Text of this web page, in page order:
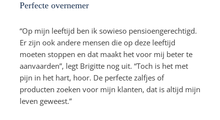
Perfecte overnemer
“Op mijn leeftijd ben ik sowieso pensioengerechtigd.
Er zijn ook andere mensen die op deze leeftijd
moeten stoppen en dat maakt het voor mij beter te
aanvaarden”, legt Brigitte nog uit. “Toch is het met
pijn in het hart, hoor. De perfecte zalfjes of
producten zoeken voor mijn klanten, dat is altijd mijn
leven geweest.”